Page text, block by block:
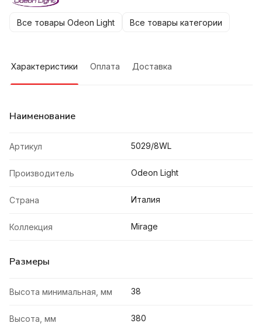
Все товары Odeon Light Все товары категории
Характеристики Оплата Доставка
Наименование
Артикул 5029/8WL
Производитель Odeon Light
Страна Италия
Коллекция Mirage
Размеры
Высота минимальная, мм 38
Высота, мм 380